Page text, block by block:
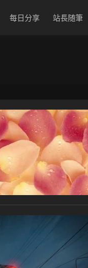
每日分享 站長随筆